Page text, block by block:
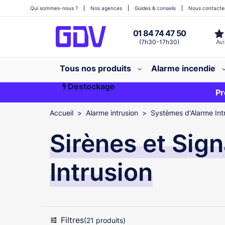
01 84 74 47 50
(7h30-17h30)
Qui sommes-nous ? Nos agences Guides & conseils Nous
Tous nos produits Alarme incendie
Destockage
Première commande ?
EXCLU
Accueil Alarme intrusion Systèmes d'Alarme
Sirènes et
Intrusion
Filtres(21 produits)